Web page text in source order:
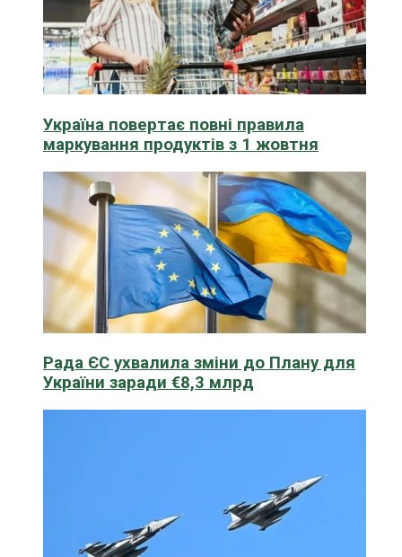
Україна повертає повні правила
маркування продуктів з 1 жовтня
Рада ЄС ухвалила зміни до Плану для
України заради €8,3 млрд